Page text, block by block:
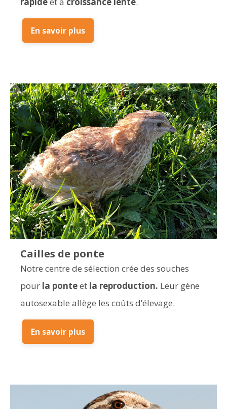
En savoir plus
Cailles de ponte
Notre centre de sélection crée des souches
pour la ponteet la reproduction. Leur gène
autosexable allège les coûts d’élevage.
En savoir plus